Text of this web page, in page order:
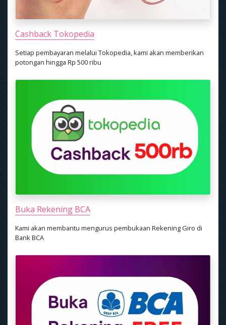
Cashback Tokopedia
Setiap pembayaran melalui Tokopedia, kami akan memberikan
potongan hingga Rp 500 ribu
Buka Rekening BCA
Kami akan membantu mengurus pembukaan Rekening Giro di
Bank BCA